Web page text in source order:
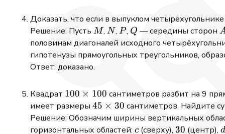
+8ab
-4a
-4b
+2
24
Доказать, что если в выпуклом
Решение: Пусть M
M,N
N,P
P, Q
Q — середины сторон
половинам диагоналей исходного
гипотенузы прямоугольных треугольников,
Ответ: доказано.
Квадрат 100\times100
100 × 100 сантиметров разбит на 9
имеет размеры 45\times30
45 × 30 сантиметров. Найдите
Решение: Обозначим ширины вертикальных
горизонтальных областей: c
c (сверху), 30
30 (центр), d